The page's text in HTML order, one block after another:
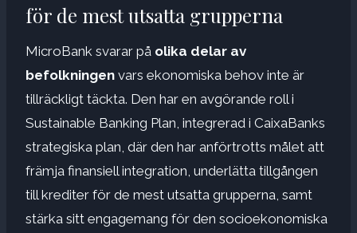
för de mest utsatta grupperna
MicroBank svarar på olika delar av
befolkningen vars ekonomiska behov inte är
tillräckligt täckta. Den har en avgörande roll i
Sustainable Banking Plan, integrerad i CaixaBanks
strategiska plan, där den har anförtrotts målet att
främja finansiell integration, underlätta tillgången
till krediter för de mest utsatta grupperna, samt
stärka sitt engagemang för den socioekonomiska